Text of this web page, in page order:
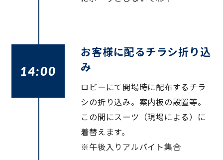
14:00
お客様に配るチラシ折り込
み
ロビーにて開場時に配布するチラ
シの折り込み。案内板の設置等。
この間にスーツ（現場による）に
着替えます。
※午後入りアルバイト集合